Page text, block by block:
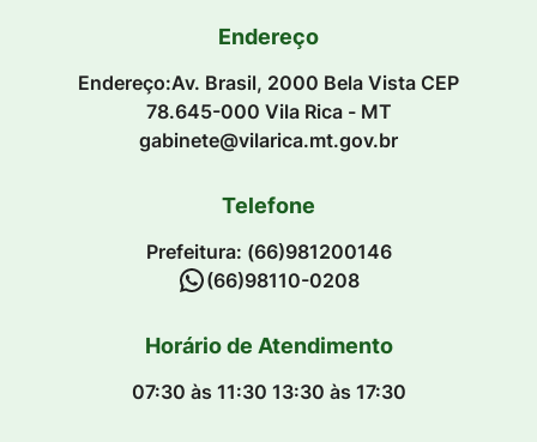
Endereço
Endereço:Av. Brasil, 2000 Bela Vista CEP
78.645-000 Vila Rica - MT
gabinete@vilarica.mt.gov.br
Telefone
Prefeitura: (66)981200146
(66)98110-0208
Horário de Atendimento
07:30 às 11:30 13:30 às 17:30